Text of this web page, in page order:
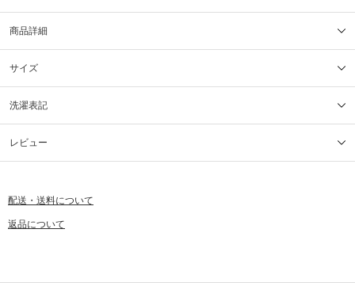
商品詳細
サイズ
洗濯表記
レビュー
配送・送料について
返品について